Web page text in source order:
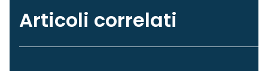
Articoli correlati